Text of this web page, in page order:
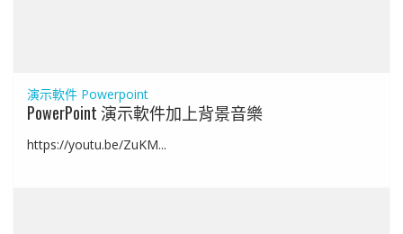
演示軟件 Powerpoint
PowerPoint 演示軟件加上背景音樂
https://youtu.be/ZuKM...